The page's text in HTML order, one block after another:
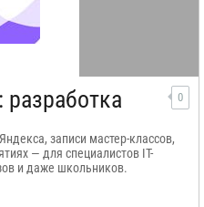
0
записи мастер-классов,
— для специалистов IT-
и даже школьников.